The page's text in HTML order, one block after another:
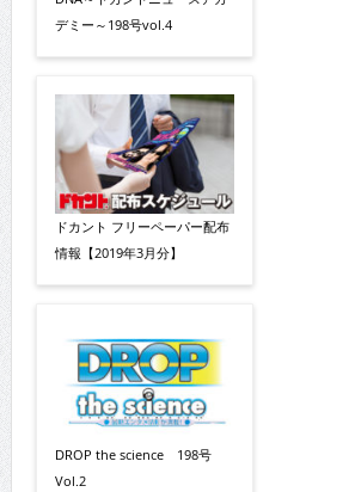
デミー～198号vol.4
ドカント フリーペーパー配布
情報【2019年3月分】
DROP the science 198号
Vol.2